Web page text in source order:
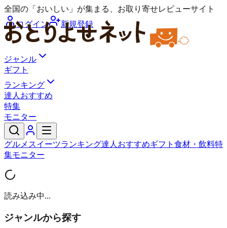
全国の「おいしい」が集まる、お取り寄せレビューサイト
ログイン
新規登録
ジャンル
ギフト
ランキング
達人おすすめ
特集
モニター
グルメ スイーツランキング達人おすすめギフト 食材・飲料特
集モニター
読み込み中...
ジャンルから探す